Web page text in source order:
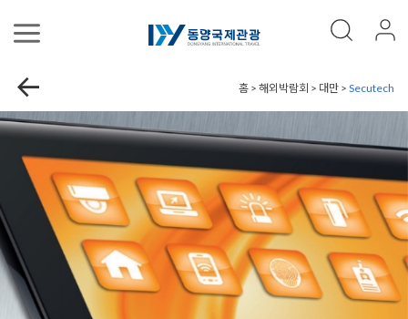
홈 > 해외박람회 > 대만 > Secutech